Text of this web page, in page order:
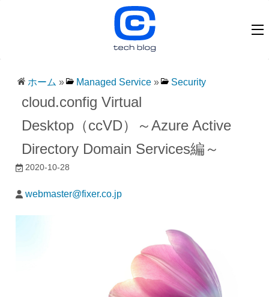
ホーム » Managed Service » Security
cloud.config Virtual
Desktop（ccVD）～Azure Active
Directory Domain Services編～
2020-10-28
webmaster@fixer.co.jp